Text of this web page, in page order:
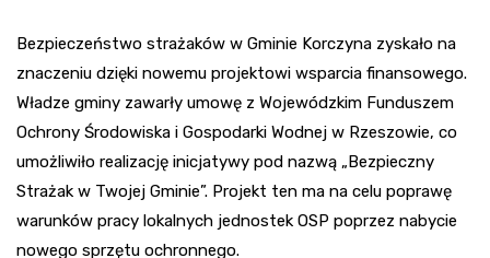
Bezpieczeństwo strażaków w Gminie Korczyna zyskało na
znaczeniu dzięki nowemu projektowi wsparcia finansowego.
Władze gminy zawarły umowę z Wojewódzkim Funduszem
Ochrony Środowiska i Gospodarki Wodnej w Rzeszowie, co
umożliwiło realizację inicjatywy pod nazwą „Bezpieczny
Strażak w Twojej Gminie”. Projekt ten ma na celu poprawę
warunków pracy lokalnych jednostek OSP poprzez nabycie
nowego sprzętu ochronnego.